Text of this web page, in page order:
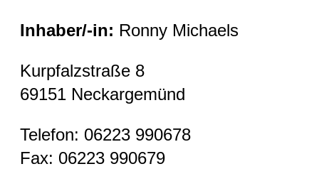
Inhaber/-in: Ronny Michaels
Kurpfalzstraße 8
69151 Neckargemünd
Telefon: 06223 990678
Fax: 06223 990679